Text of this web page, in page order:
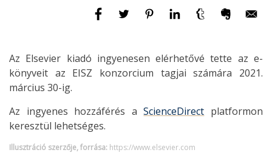
Az Elsevier kiadó ingyenesen elérhetővé tette az e-
könyveit az EISZ konzorcium tagjai számára 2021.
március 30-ig.
Az ingyenes hozzáférés aScienceDirect platformon
keresztül lehetséges.
Illusztráció szerzője, forrása: https://www.elsevier.com